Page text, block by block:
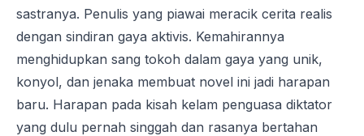
sastranya. Penulis yang piawai meracik cerita realis
dengan sindiran gaya aktivis. Kemahirannya
menghidupkan sang tokoh dalam gaya yang unik,
konyol, dan jenaka membuat novel ini jadi harapan
baru. Harapan pada kisah kelam penguasa diktator
yang dulu pernah singgah dan rasanya bertahan